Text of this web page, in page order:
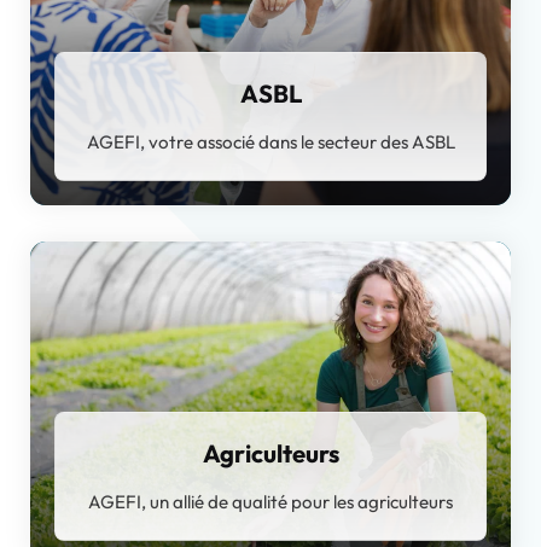
ASBL
AGEFI, votre associé dans le secteur des ASBL
Agriculteurs
AGEFI, un allié de qualité pour les agriculteurs